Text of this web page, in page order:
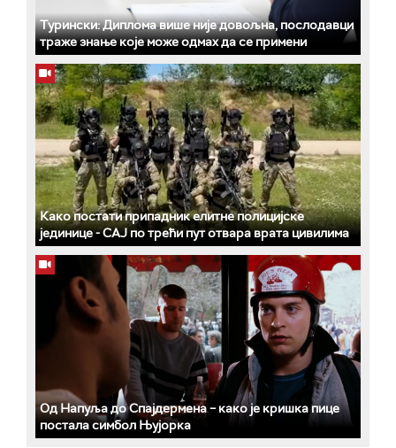
Турински: Диплома више није довољна, послодавци
траже знање које може одмах да се примени
Како постати припадник елитне полицијске
јединице - СAJ по трећи пут отвара врата цивилима
Од Напуља до Спајдермена – како је кришка пице
постала симбол Њујорка